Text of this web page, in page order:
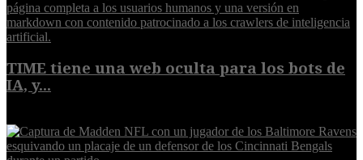
TIME tiene una web oculta para los bots de
IA, y...